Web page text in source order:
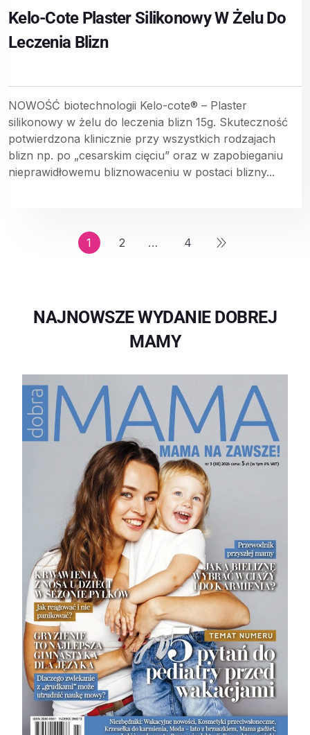
Kelo-Cote Plaster Silikonowy W Żelu Do
Leczenia Blizn
NOWOŚĆ biotechnologii Kelo-cote® – Plaster
silikonowy w żelu do leczenia blizn 15g. Skuteczność
potwierdzona klinicznie przy wszystkich rodzajach
blizn np. po „cesarskim cięciu” oraz w zapobieganiu
nieprawidłowemu bliznowaceniu w postaci blizny...
1 2 … 4
NAJNOWSZE WYDANIE DOBREJ
MAMY